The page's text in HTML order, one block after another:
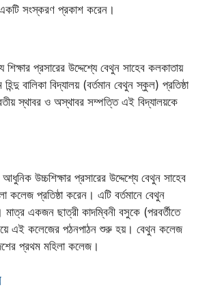
একটি সংস্করণ প্রকাশ করেন।
শিক্ষার প্রসারের উদ্দেশ্যে বেথুন সাহেব কলকাতায়
হিন্দু বালিকা বিদ্যালয় (বর্তমান বেথুন স্কুল) প্রতিষ্ঠা
স্থাবর ও অস্থাবর সম্পত্তি এই বিদ্যালয়কে
আধুনিক উচ্চশিক্ষার প্রসারের উদ্দেশ্যে বেথুন সাহেব
কলেজ প্রতিষ্ঠা করেন। এটি বর্তমানে বেথুন
মাত্র একজন ছাত্রী কাদম্বিনী বসুকে (পরবর্তীতে
এই কলেজের পঠনপাঠন শুরু হয়। বেথুন কলেজ
প্রথম মহিলা কলেজ।